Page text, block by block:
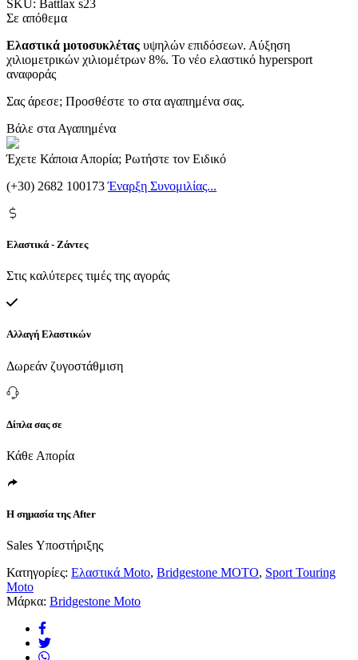
SKU: Battlax s23
Σε απόθεμα
Ελαστικά μοτοσυκλέτας υψηλών επιδόσεων. Αύξηση
χιλιομετρικών χιλιομέτρων 8%. Το νέο ελαστικό hypersport
αναφοράς
Σας άρεσε; Προσθέστε το στα αγαπημένα σας.
Βάλε στα Αγαπημένα
Έχετε Κάποια Απορία; Ρωτήστε τον Ειδικό
(+30) 2682 100173Έναρξη Συνομιλίας...
Ελαστικά - Ζάντες
Στις καλύτερες τιμές της αγοράς
Αλλαγή Ελαστικών
Δωρεάν ζυγοστάθμιση
Δίπλα σας σε
Κάθε Απορία
Η σημασία της After
Sales Υποστήριξης
Κατηγορίες: Ελαστικά Moto, Bridgestone MOTO, Sport Touring
Moto
Μάρκα: Bridgestone Moto